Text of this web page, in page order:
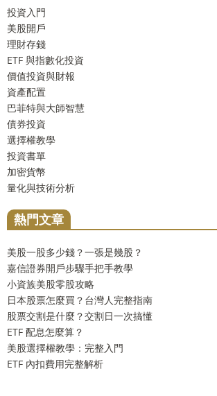
投資入門
美股開戶
理財存錢
ETF 與指數化投資
價值投資與財報
資產配置
巴菲特與大師智慧
債券投資
選擇權教學
投資書單
加密貨幣
量化與技術分析
熱門文章
美股一股多少錢？一張是幾股？
嘉信證券開戶步驟手把手教學
小資族美股零股攻略
日本股票怎麼買？台灣人完整指南
股票交割是什麼？交割日一次搞懂
ETF 配息怎麼算？
美股選擇權教學：完整入門
ETF 內扣費用完整解析